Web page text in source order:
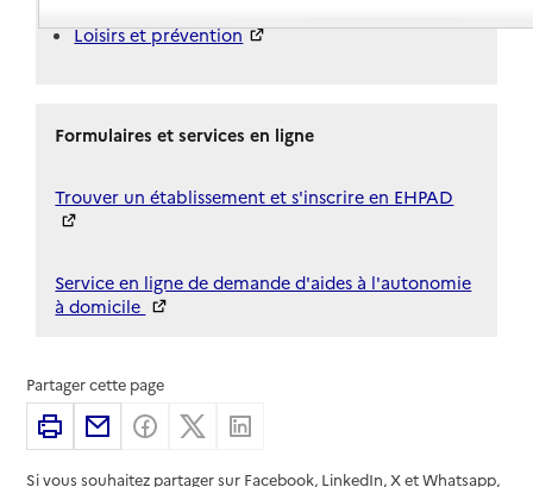
Loisirs et prévention
Formulaires et services en ligne
Trouver un établissement et s'inscrire en EHPAD
Service en ligne de demande d'aides à l'autonomie
à domicile
Partager cette page
ImprimerPartager par email
Partager sur Facebook
Partager sur X
Si vous souhaitez partager sur Facebook, LinkedIn, X et Whatsapp,